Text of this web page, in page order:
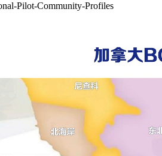
Pilot-Community-Profiles